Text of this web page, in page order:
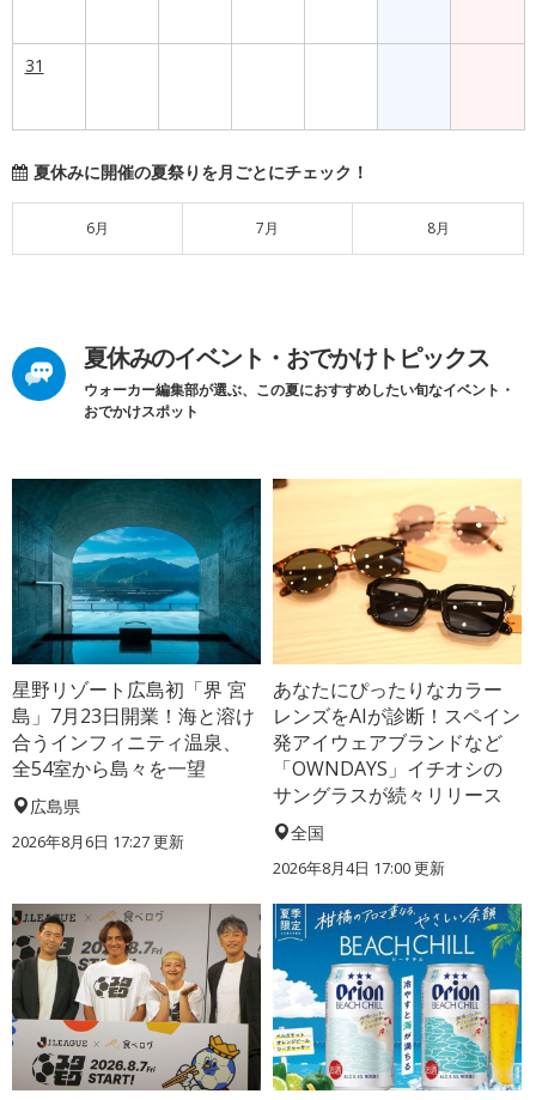
31
夏休みに開催の夏祭りを月ごとにチェック！
6月 7月 8月
夏休みのイベント・おでかけトピックス
ウォーカー編集部が選ぶ、この夏におすすめしたい旬なイベント・
おでかけスポット
星野リゾート広島初「界 宮
島」7月23日開業！海と溶け
合うインフィニティ温泉、
全54室から島々を一望
広島県
2026年8月6日 17:27更新
あなたにぴったりなカラー
レンズをAIが診断！スペイン
発アイウェアブランドなど
「OWNDAYS」イチオシの
サングラスが続々リリース
全国
2026年8月4日 17:00更新